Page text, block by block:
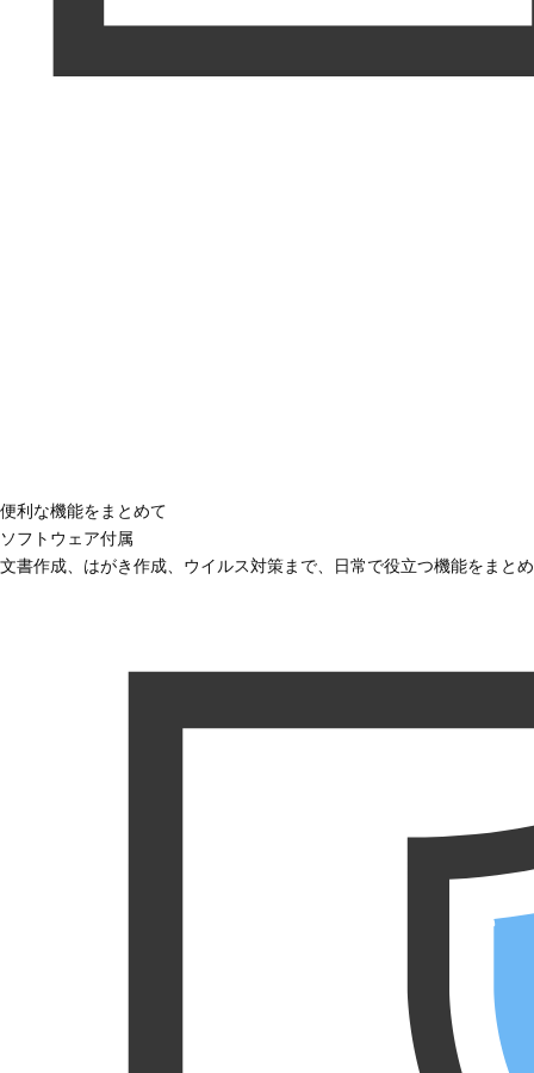
便利な機能をまとめて
ソフトウェア付属
文書作成、はがき作成、ウイルス対策まで、日常で役立つ機能をまと